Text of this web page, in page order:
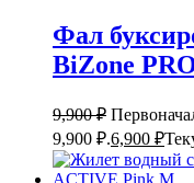
Фал
BiZone
9,900₽
9,900 ₽.6,900 ₽